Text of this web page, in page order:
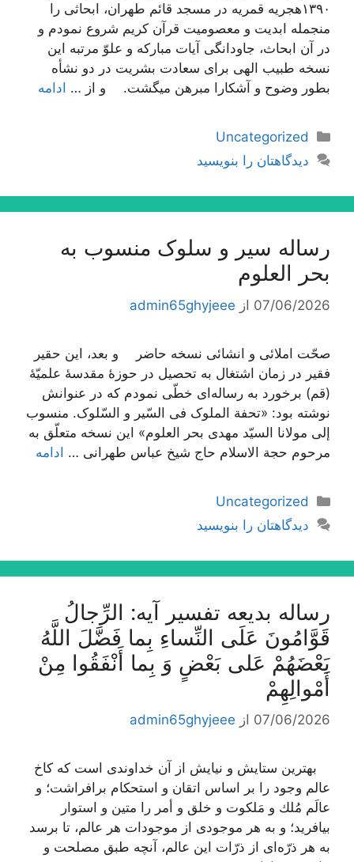
١٣٩٠هجریه قمریه در مسجد قائم طهران، ابحاثى را
منجمله ابدیت و معصومیت قرآن كریم شروع نمودم و
در آن ابحاث، جاودانگى آیات مباركه و علوّ مرتبه این
نسخه طبیب الهى براى سعادت بشریت در دو نشأه
بطور وضوح و آشكارا مبرهن میگشت. و از … ادامه
دسته‌ها
Uncategorized
دیدگاهتان را بنویسید
رساله سیر و سلوک منسوب به
بحر العلوم
07/06/2026 از admin65ghyjeee
صحّت املائی و انشائی نسخه حاضر و بعد، این حقیر
فقیر در زمان اشتغال به تحصیل در حوزۀ مقدسۀ علمیّۀ
(قم) برخورد به رساله‌اى خطّى نمودم که در عنوانش
نوشته بود: «تحفة الملوک فی السّیر و السّلوک. منسوب
إلى مولانا السیّد مهدى بحر العلوم» این نسخه متعلّق به
مرحوم حجة الاسلام حاج شیخ عباس طهرانى … ادامه
دسته‌ها
Uncategorized
دیدگاهتان را بنویسید
رساله بدیعه تفسیر آیه: الرِّجالُ
قَوَّامُونَ عَلَى النِّساءِ بِما فَضَّلَ اللَّهُ
بَعْضَهُمْ عَلى‌ بَعْضٍ وَ بِما أَنْفَقُوا مِنْ
أَمْوالِهِمْ‌
07/06/2026 از admin65ghyjeee
بهترین ستایش و نیایش از آن خداوندى است كه كاخ
عالم وجود را بر اساس اتقان و استحكام برافراشت؛ و
عالَم مُلك و مَلكوت و خلق و أمر را متین و استوار
بیافرید؛ و به هر موجودى از موجودات هر عالم، تا برسد
به هر ذرّه‌اى از ذرّات این عالم، آنچه طبق مصلحت و